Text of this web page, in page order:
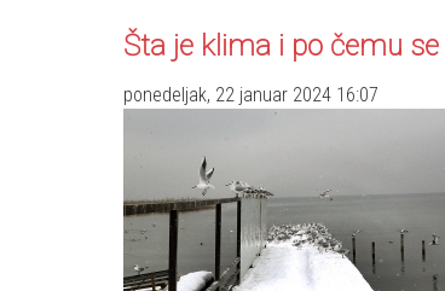
Šta je klima i po čemu
ponedeljak, 22 januar 2024 16:07